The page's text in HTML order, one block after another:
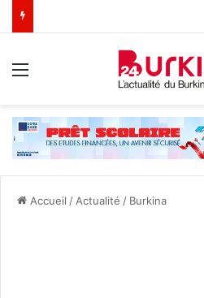
Accueil / Actualité / Burkina